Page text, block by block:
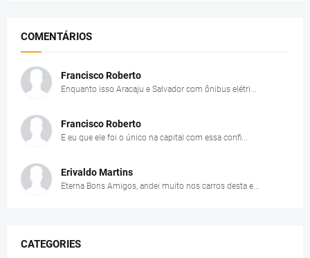
COMENTÁRIOS
Francisco Roberto
Enquanto isso Aracaju e Salvador com ônibus elétri...
Francisco Roberto
E eu que ele foi o único na capital com essa confi...
Erivaldo Martins
Eterna Bons Amigos, andei muito nos carros desta e...
CATEGORIES